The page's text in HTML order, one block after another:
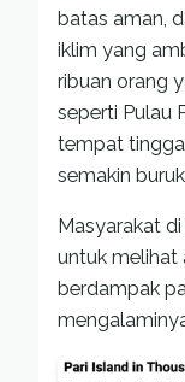
batas aman,
iklim yang
ribuan orang
seperti Pulau
tempat
semakin
Masyarakat
untuk melihat
berdampak